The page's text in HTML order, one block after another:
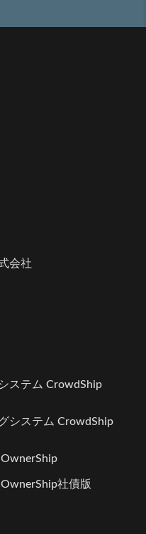
会社
ステム CrowdShip
システム CrowdShip
社債版